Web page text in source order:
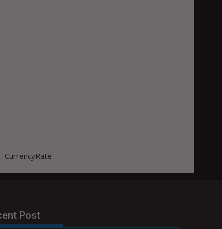
CurrencyRate
Post